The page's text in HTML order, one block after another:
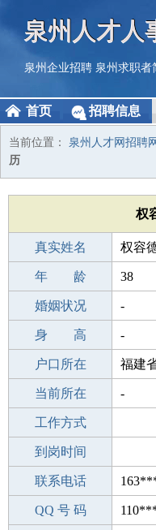
泉州人才人
泉州企业招聘 泉州求职者
首页 招聘信息
当前位置： 泉州人才网招聘网
历
权
真实姓名 权容
性 别 男
年 龄 38
出生年月 1988-
婚姻状况 -
学 历 高中
身 高 -
毕业学校 邳州
户口所在 福建
所学专业 -
当前所在 -
工作经验
工作方式
驾 照
到岗时间
期望月薪
联系电话
手机号码
QQ 号 码